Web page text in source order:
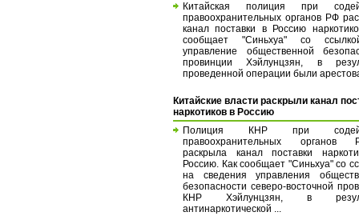
Китайская полиция при
правоохранительных органов РФ
канал поставки в Россию
сообщает "Синьхуа" со
управление общественной
провинции Хэйлунцзян, в
проведенной операции были
Китайские власти раскрыли канал
наркотиков в Россию
Полиция КНР при
правоохранительных органов
раскрыла канал поставки
Россию. Как сообщает "Синьхуа" со
на сведения управления
безопасности северо-восточной
КНР Хэйлунцзян, в
антинаркотической ...